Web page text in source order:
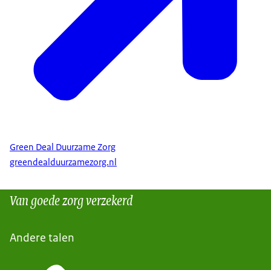
Green Deal Duurzame Zorg
greendealduurzamezorg.nl
Van goede zorg verzekerd
Andere talen